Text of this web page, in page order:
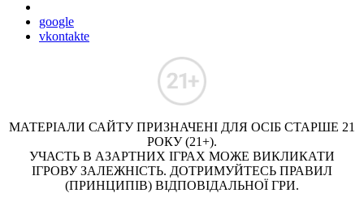
google
vkontakte
МАТЕРІАЛИ САЙТУ ПРИЗНАЧЕНІ ДЛЯ ОСІБ СТАРШЕ 21
РОКУ (21+).
УЧАСТЬ В АЗАРТНИХ ІГРАХ МОЖЕ ВИКЛИКАТИ
ІГРОВУ ЗАЛЕЖНІСТЬ. ДОТРИМУЙТЕСЬ ПРАВИЛ
(ПРИНЦИПІВ) ВІДПОВІДАЛЬНОЇ ГРИ.